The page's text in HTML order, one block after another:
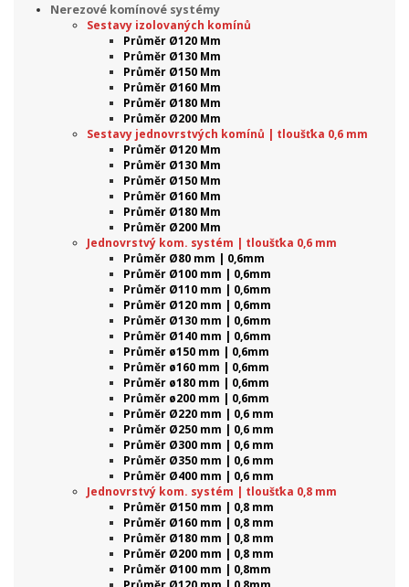
Nerezové komínové systémy
Sestavy izolovaných komínů
Průměr Ø120 Mm
Průměr Ø130 Mm
Průměr Ø150 Mm
Průměr Ø160 Mm
Průměr Ø180 Mm
Průměr Ø200 Mm
Sestavy jednovrstvých komínů | tloušťka 0,6 mm
Průměr Ø120 Mm
Průměr Ø130 Mm
Průměr Ø150 Mm
Průměr Ø160 Mm
Průměr Ø180 Mm
Průměr Ø200 Mm
Jednovrstvý kom. systém | tloušťka 0,6 mm
Průměr Ø80 mm | 0,6mm
Průměr Ø100 mm | 0,6mm
Průměr Ø110 mm | 0,6mm
Průměr Ø120 mm | 0,6mm
Průměr Ø130 mm | 0,6mm
Průměr Ø140 mm | 0,6mm
Průměr ø150 mm | 0,6mm
Průměr ø160 mm | 0,6mm
Průměr ø180 mm | 0,6mm
Průměr ø200 mm | 0,6mm
Průměr Ø220 mm | 0,6 mm
Průměr Ø250 mm | 0,6 mm
Průměr Ø300 mm | 0,6 mm
Průměr Ø350 mm | 0,6 mm
Průměr Ø400 mm | 0,6 mm
Jednovrstvý kom. systém | tloušťka 0,8 mm
Průměr Ø150 mm | 0,8 mm
Průměr Ø160 mm | 0,8 mm
Průměr Ø180 mm | 0,8 mm
Průměr Ø200 mm | 0,8 mm
Průměr Ø100 mm | 0,8mm